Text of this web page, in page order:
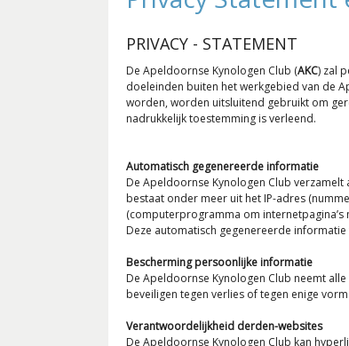
PRIVACY - STATEMENT
De Apeldoornse Kynologen Club (AKC) zal
doeleinden buiten het werkgebied van de
worden, worden uitsluitend gebruikt om
nadrukkelijk toestemming is verleend.
Automatisch gegenereerde informatie
De Apeldoornse Kynologen Club
bestaat onder meer uit het IP-adres
(computerprogramma om internetpagina’s
Deze automatisch gegenereerde
Bescherming persoonlijke informatie
De Apeldoornse Kynologen Club neemt
beveiligen tegen verlies of tegen enige
Verantwoordelijkheid derden-websites
De Apeldoornse Kynologen Club kan